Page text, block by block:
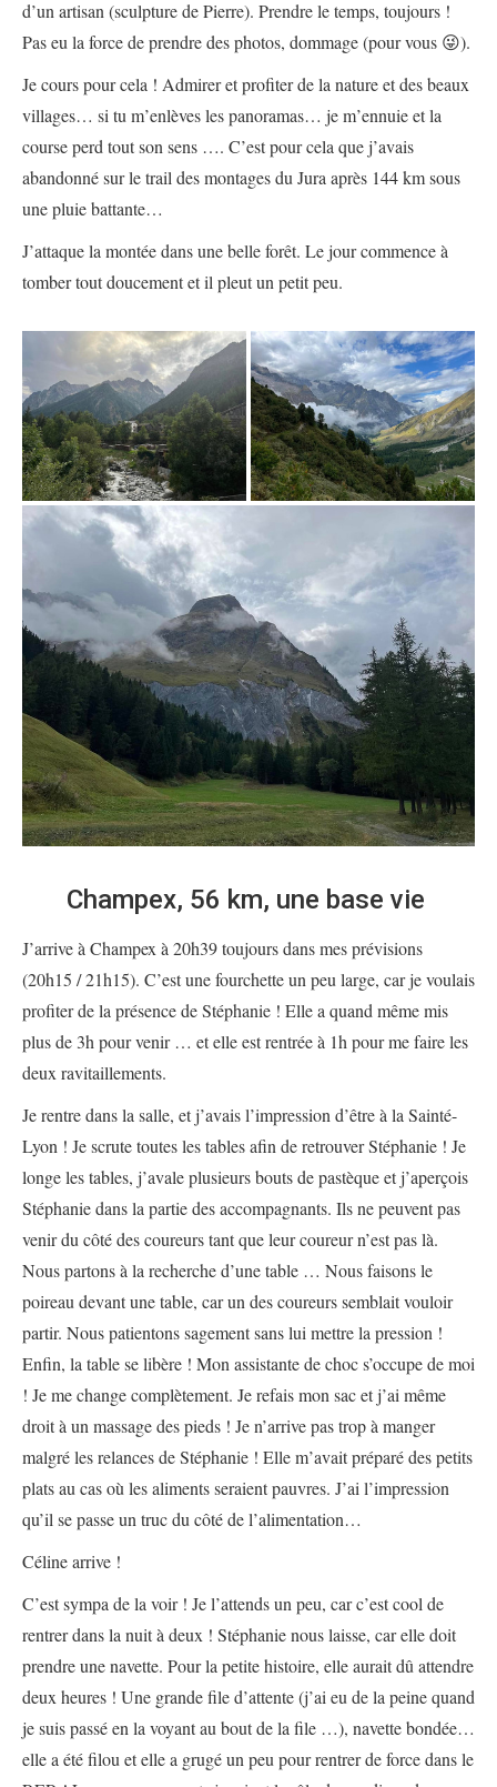
d’un artisan (sculpture de Pierre). Prendre le temps, toujours !
Pas eu la force de prendre des photos, dommage (pour vous 😜).
Je cours pour cela ! Admirer et profiter de la nature et des beaux
villages… si tu m’enlèves les panoramas… je m’ennuie et la
course perd tout son sens …. C’est pour cela que j’avais
abandonné sur le trail des montages du Jura après 144 km sous
une pluie battante…
J’attaque la montée dans une belle forêt. Le jour commence à
tomber tout doucement et il pleut un petit peu.
Champex, 56 km, une base vie
J’arrive à Champex à 20h39 toujours dans mes prévisions
(20h15 / 21h15). C’est une fourchette un peu large, car je voulais
profiter de la présence de Stéphanie ! Elle a quand même mis
plus de 3h pour venir … et elle est rentrée à 1h pour me faire les
deux ravitaillements.
Je rentre dans la salle, et j’avais l’impression d’être à la Sainté-
Lyon ! Je scrute toutes les tables afin de retrouver Stéphanie ! Je
longe les tables, j’avale plusieurs bouts de pastèque et j’aperçois
Stéphanie dans la partie des accompagnants. Ils ne peuvent pas
venir du côté des coureurs tant que leur coureur n’est pas là.
Nous partons à la recherche d’une table … Nous faisons le
poireau devant une table, car un des coureurs semblait vouloir
partir. Nous patientons sagement sans lui mettre la pression !
Enfin, la table se libère ! Mon assistante de choc s’occupe de moi
! Je me change complètement. Je refais mon sac et j’ai même
droit à un massage des pieds ! Je n’arrive pas trop à manger
malgré les relances de Stéphanie ! Elle m’avait préparé des petits
plats au cas où les aliments seraient pauvres. J’ai l’impression
qu’il se passe un truc du côté de l’alimentation…
Céline arrive !
C’est sympa de la voir ! Je l’attends un peu, car c’est cool de
rentrer dans la nuit à deux ! Stéphanie nous laisse, car elle doit
prendre une navette. Pour la petite histoire, elle aurait dû attendre
deux heures ! Une grande file d’attente (j’ai eu de la peine quand
je suis passé en la voyant au bout de la file …), navette bondée…
elle a été filou et elle a grugé un peu pour rentrer de force dans le